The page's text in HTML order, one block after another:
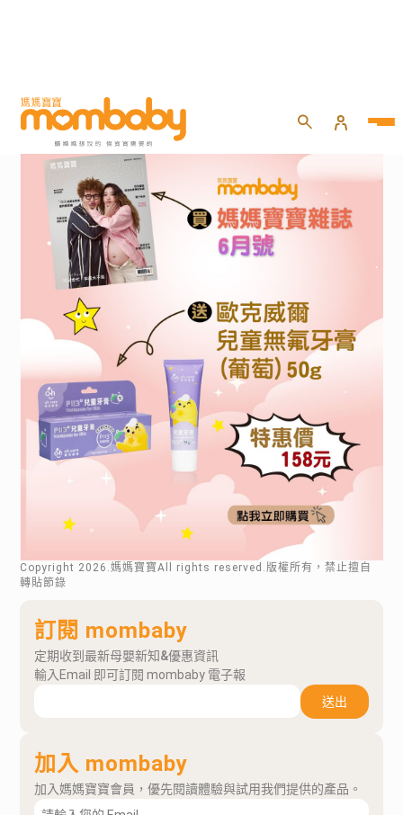
Copyright 2026 .媽媽寶寶All rights reserved.版權所有，禁止擅自
轉貼節錄
訂閱 mombaby
定期收到最新母嬰新知&優惠資訊
輸入Email 即可訂閱 mombaby 電子報
送出
加入 mombaby
加入媽媽寶寶會員，優先閱讀體驗與試用我們提供的產品。